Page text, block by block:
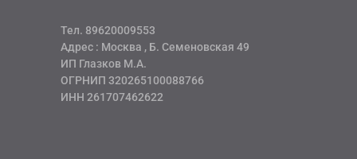
Тел. 89620009553
Адрес : Москва , Б. Семеновская 49
ИП Глазков М.А.
ОГРНИП 320265100088766
ИНН 261707462622